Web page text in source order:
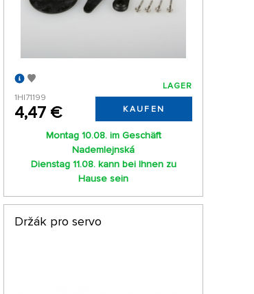
1HI71199
4,47 €
LAGER
KAUFEN
Montag 10.08. im Geschäft
Nademlejnská
Dienstag 11.08. kann bei Ihnen zu
Hause sein
Držák pro servo